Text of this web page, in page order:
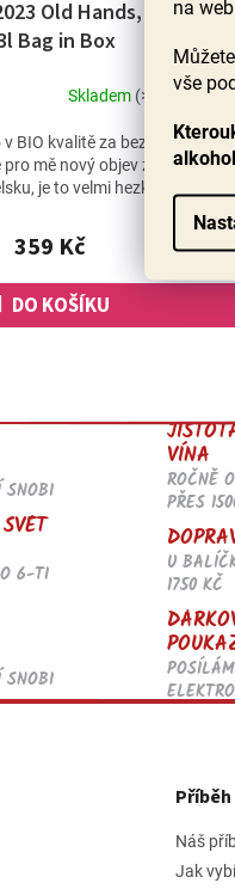
na
vše
Old Hands, La
Bag in Box
Skladem (>60 ks)
359 Kč
DO KOŠÍKU
BIO kvalitě za
mě nový objev z
je to velmi hezká ovocně...
SNOBI
VÍNA
ROČNĚ
PŘES
6-TI
U
1750 KČ
SNOBI
Příběh
Náš
Jak